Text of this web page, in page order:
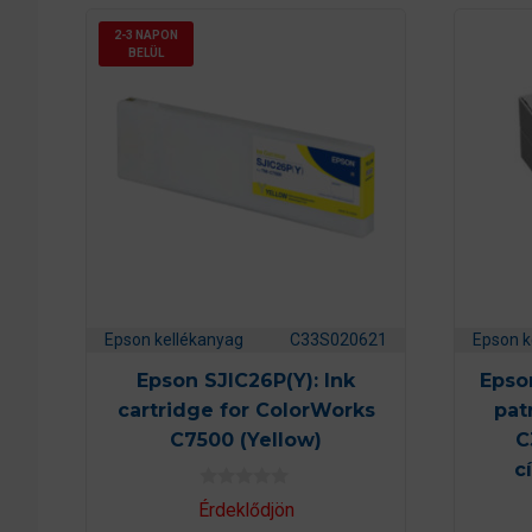
2-3 NAPON
BELÜL
Epson kellékanyag C33S020621
Epson SJIC26P(Y): Ink
cartridge for ColorWorks
C7500 (Yellow)
0
a
Érdeklődjön
Epson